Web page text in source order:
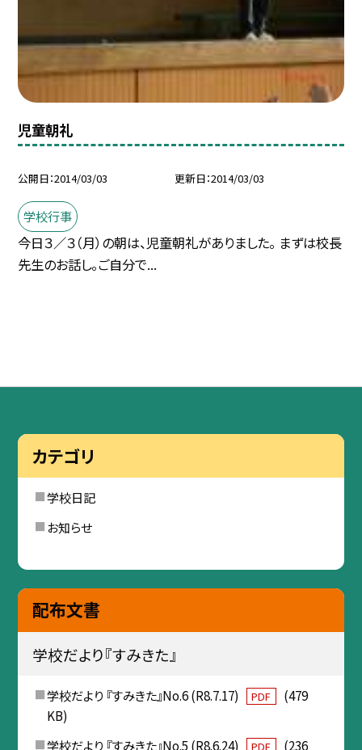
児童朝礼
公開日 2014/03/03 更新日 2014/03/03
学校行事
今日３／３（月）の朝は、児童朝礼がありました。 まずは校長
先生のお話し。ご自分で...
カテゴリ
学校日記
お知らせ
配布文書
学校だより『すみきた』
学校だより 『すみきた』No.6 (R8.7.17) PDF
(479
KB)
学校だより 『すみきた』No.5 (R8.6.24)
PDF (236